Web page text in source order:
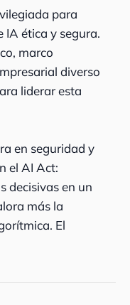
para
IA ética y segura.
marco
diverso
liderar esta
en seguridad y
el AI Act:
decisivas en un
más la
El